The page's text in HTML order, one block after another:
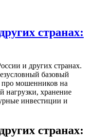
странах:
и других странах.
базовый
мошенников на
нагрузки, хранение
инвестиции и
странах: